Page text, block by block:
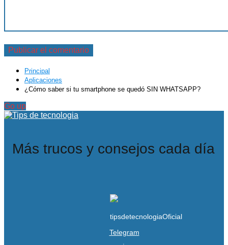
Principal
Aplicaciones
¿Cómo saber si tu smartphone se quedó SIN WHATSAPP?
Go up
Más trucos y consejos cada día
Telegram